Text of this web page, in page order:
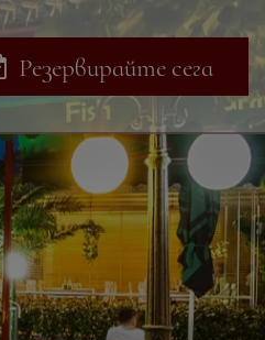
Резервирайте сега